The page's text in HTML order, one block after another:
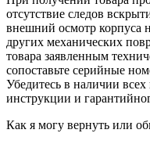
отсутствие следов
внешний осмотр корпуса
других механических
товара заявленным
сопоставьте серийные
Убедитесь в наличии
инструкции и
Как я могу вернуть или